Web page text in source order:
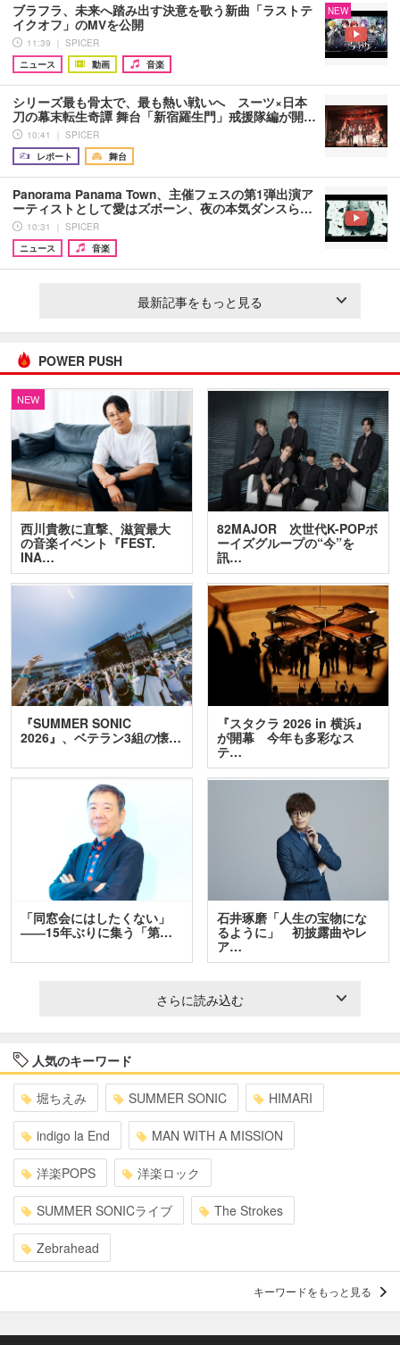
ブラフラ、未来へ踏み出す決意を歌う新曲「ラストテ
イクオフ」のMVを公開
11:39 ｜ SPICER
ニュース
動画 音楽
NEW
シリーズ最も骨太で、最も熱い戦いへ スーツ×日本
刀の幕末転生奇譚 舞台「新宿羅生門」戒援隊編が開…
10:41 ｜ SPICER
レポート
舞台
Panorama Panama Town、主催フェスの第1弾出演ア
ーティストとして愛はズボーン、夜の本気ダンスら…
10:31 ｜ SPICER
ニュース
音楽
最新記事をもっと見る
POWER PUSH
NEW
西川貴教に直撃、滋賀最大
の音楽イベント『FEST.
INA…
82MAJOR 次世代K-POPボ
ーイズグループの“今”を
訊…
『SUMMER SONIC
2026』、ベテラン3組の懐…
『スタクラ 2026 in 横浜』
が開幕 今年も多彩なス
テ…
「同窓会にはしたくない」
――15年ぶりに集う「第…
石井琢磨「人生の宝物にな
るように」 初披露曲やレ
ア…
さらに読み込む
人気のキーワード
堀ちえみ SUMMER SONIC HIMARI
indigo la End MAN WITH A MISSION
洋楽POPS 洋楽ロック
SUMMER SONICライブ The Strokes
Zebrahead
キーワードをもっと見る